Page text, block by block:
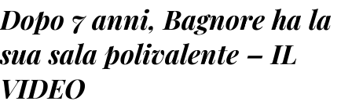
Dopo 7 anni, Bagnore ha la
sua sala polivalente – IL
VIDEO